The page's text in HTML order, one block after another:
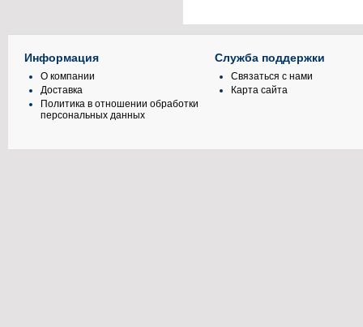
Информация
О компании
Доставка
Политика в отношении обработки
персональных данных
Служба поддержки
Связаться с нами
Карта сайта